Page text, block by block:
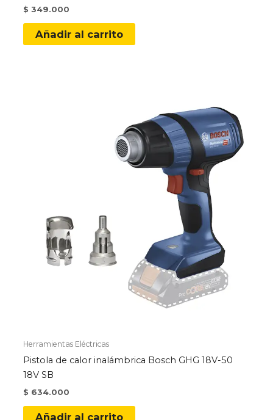
$ 349.000
Añadir al carrito
Herramientas Eléctricas
Pistola de calor inalámbrica Bosch GHG 18V-50
18V SB
$ 634.000
Añadir al carrito